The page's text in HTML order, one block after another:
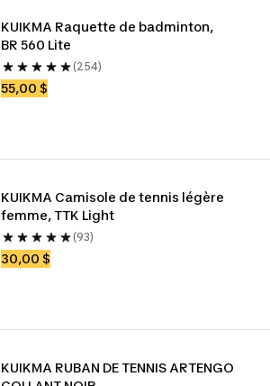
KUIKMA Raquette de badminton,
BR 560 Lite
(254)
55,00 $
KUIKMA Camisole de tennis légère
femme, TTK Light
(93)
30,00 $
KUIKMA RUBAN DE TENNIS ARTENGO